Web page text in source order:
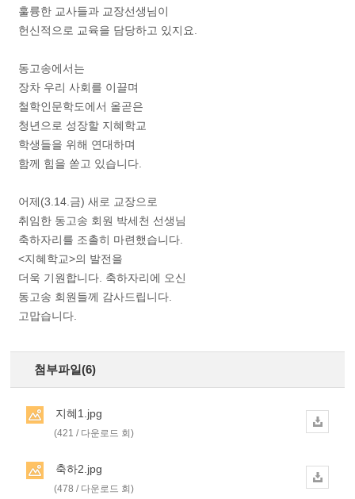
훌륭한 교사들과 교장선생님이
헌신적으로 교육을 담당하고 있지요.
동고송에서는
장차 우리 사회를 이끌며
철학인문학도에서 올곧은
청년으로 성장할 지혜학교
학생들을 위해 연대하며
함께 힘을 쏟고 있습니다.
어제(3.14.금) 새로 교장으로
취임한 동고송 회원 박세천 선생님
축하자리를 조촐히 마련했습니다.
<지혜학교>의 발전을
더욱 기원합니다. 축하자리에 오신
동고송 회원들께 감사드립니다.
고맙습니다.
첨부파일(6)
지혜1.jpg
(421 / 다운로드 회)
축하2.jpg
(478 / 다운로드 회)